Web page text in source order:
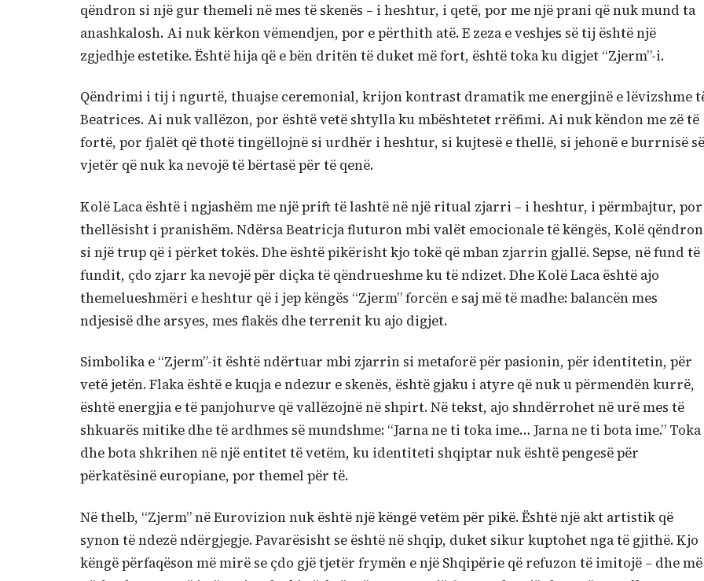
qëndron si një gur themeli në mes të skenës – i heshtur, i qetë, por me një prani që nuk mund ta
anashkalosh. Ai nuk kërkon vëmendjen, por e përthith atë. E zeza e veshjes së tij është një
zgjedhje estetike. Është hija që e bën dritën të duket më fort, është toka ku digjet “Zjerm”-i.
Qëndrimi i tij i ngurtë, thuajse ceremonial, krijon kontrast dramatik me energjinë e lëvizshme
Beatrices. Ai nuk vallëzon, por është vetë shtylla ku mbështetet rrëfimi. Ai nuk këndon me zë të
fortë, por fjalët që thotë tingëllojnë si urdhër i heshtur, si kujtesë e thellë, si jehonë e burrnisë së
vjetër që nuk ka nevojë të bërtasë për të qenë.
Kolë Laca është i ngjashëm me një prift të lashtë në një ritual zjarri – i heshtur, i përmbajtur, por
thellësisht i pranishëm. Ndërsa Beatricja fluturon mbi valët emocionale të këngës, Kolë qëndron
si një trup që i përket tokës. Dhe është pikërisht kjo tokë që mban zjarrin gjallë. Sepse, në fund të
fundit, çdo zjarr ka nevojë për diçka të qëndrueshme ku të ndizet. Dhe Kolë Laca është ajo
themelueshmëri e heshtur që i jep këngës “Zjerm” forcën e saj më të madhe: balancën mes
ndjesisë dhe arsyes, mes flakës dhe terrenit ku ajo digjet.
Simbolika e “Zjerm”-it është ndërtuar mbi zjarrin si metaforë për pasionin, për identitetin, për
vetë jetën. Flaka është e kuqja e ndezur e skenës, është gjaku i atyre që nuk u përmendën kurrë,
është energjia e të panjohurve që vallëzojnë në shpirt. Në tekst, ajo shndërrohet në urë mes të
shkuarës mitike dhe të ardhmes së mundshme: “Jarna ne ti toka ime… Jarna ne ti bota ime.” Toka
dhe bota shkrihen në një entitet të vetëm, ku identiteti shqiptar nuk është pengesë për
përkatësinë europiane, por themel për të.
Në thelb, “Zjerm” në Eurovizion nuk është një këngë vetëm për pikë. Është një akt artistik që
synon të ndezë ndërgjegje. Pavarësisht se është në shqip, duket sikur kuptohet nga të gjithë. Kjo
këngë përfaqëson më mirë se çdo gjë tjetër frymën e një Shqipërie që refuzon të imitojë – dhe më